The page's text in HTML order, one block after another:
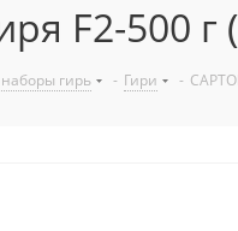
F2-500 г
гирь - Гири -